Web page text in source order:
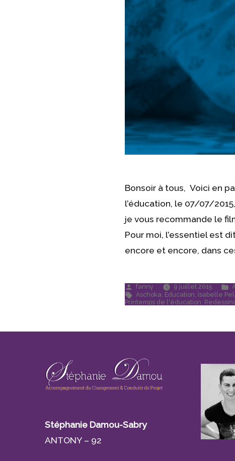
Bonsoir à tous, Voici en
l’éducation, le 07/07/
je vous recommande le
Pour moi, l’essentiel est
encore et encore, dans
Publié
par
fanny 9 juillet 2015
Étiquettes :
Aschoka Education Isabelle
Printemps de l'éducation
Stéphanie Damou-Sabry
ANTONY – 92